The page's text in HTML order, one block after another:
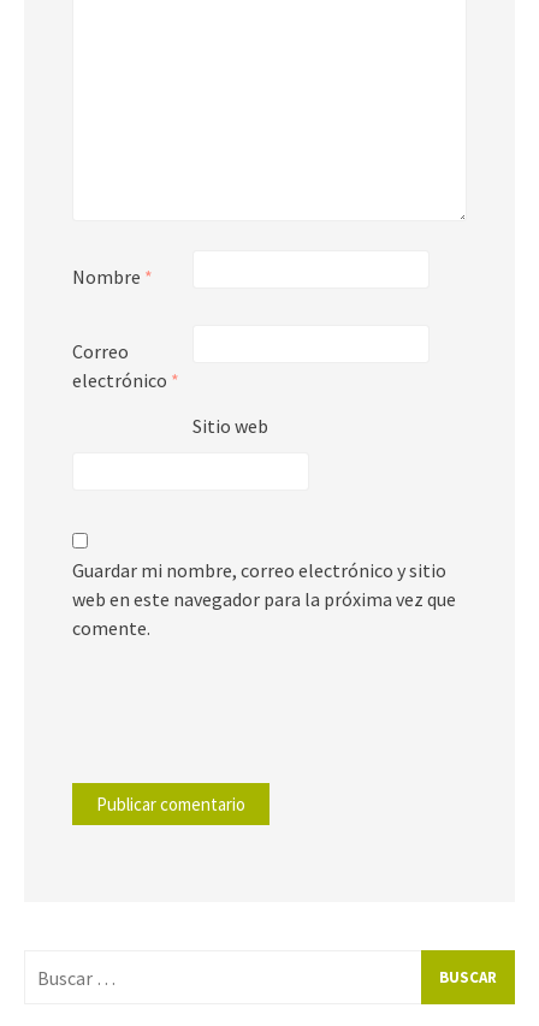
Nombre *
Correo
electrónico *
Sitio web
Guardar mi nombre, correo electrónico y sitio
web en este navegador para la próxima vez que
comente.
por: